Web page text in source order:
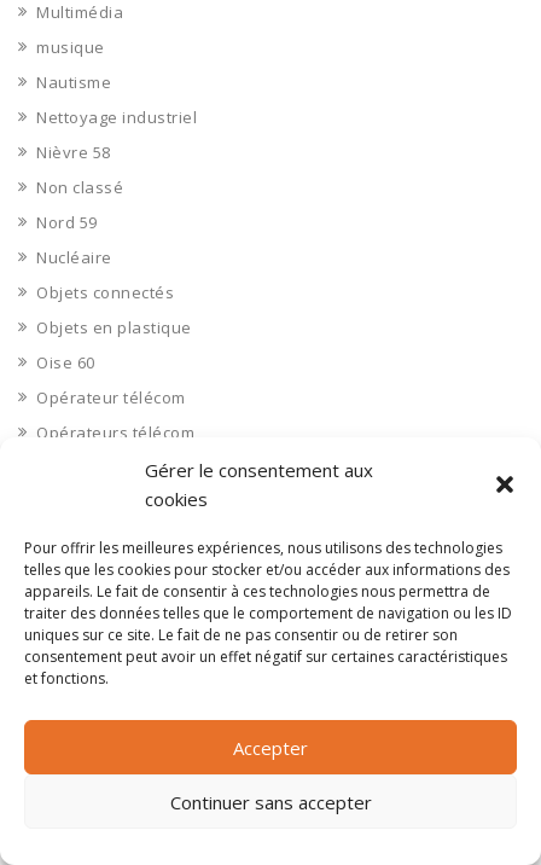
Gérer le consentement aux
cookies
Pour offrir les meilleures expériences, nous utilisons des technologies
telles que les cookies pour stocker et/ou accéder aux informations des
appareils. Le fait de consentir à ces technologies nous permettra de
traiter des données telles que le comportement de navigation ou les ID
uniques sur ce site. Le fait de ne pas consentir ou de retirer son
consentement peut avoir un effet négatif sur certaines caractéristiques
et fonctions.
Accepter
Continuer sans accepter
Multimédia
musique
Nautisme
Nettoyage industriel
Nièvre 58
Non classé
Nord 59
Nucléaire
Objets connectés
Objets en plastique
Oise 60
Opérateur télécom
Opérateurs télécom
Orne 61
Ouvrages d’art
Paramédical, compléments alimentaires
Paris 75
Pas de Calais 62